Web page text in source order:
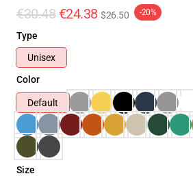
€30.48 €24.38 $26.50 -20%
Type
Unisex
Color
Default
Size